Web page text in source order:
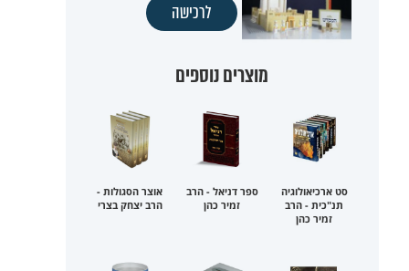
לרכישה
מוצרים נוספים
סט ארכיאולוגיה
תנ"כית - הרב
זמיר כהן
ספר דניאל - הרב
זמיר כהן
אוצר הסגולות -
הרב יצחק בצרי